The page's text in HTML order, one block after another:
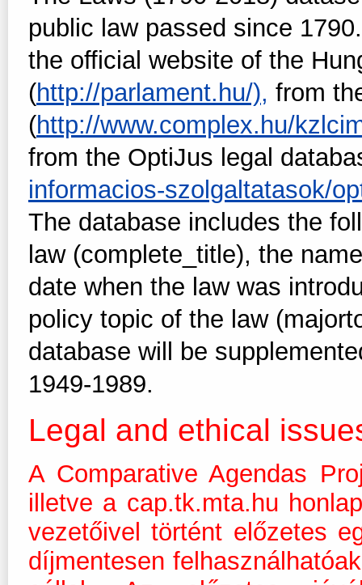
public law passed since
the official website of the
(http://parlament.hu/), from
(http://www.complex.hu/
from the OptiJus legal
informacios-szolgaltatasok/
The database includes the
law (complete_title), the
date when the law was
policy topic of the law
database will be
1949-1989.
Legal and ethical
A Comparative Agendas
illetve a cap.tk.mta.hu
vezetőivel történt előzetes
díjmentesen